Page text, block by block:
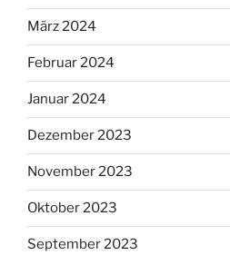
März 2024
Februar 2024
Januar 2024
Dezember 2023
November 2023
Oktober 2023
September 2023